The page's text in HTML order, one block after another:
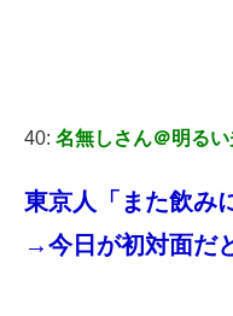
40: 名無しさん＠明る
東京人「また飲み
→今日が初対面だ